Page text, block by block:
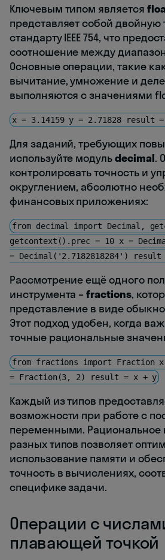
Ключевым типом является
представляет собой двойную
стандарту IEEE 754, что
соотношение между
Основные операции, такие
вычитание, умножение и
выполняются с значениями
x = 3.14159 y = 2.71828 result
Для заданий, требующих
используйте модульdecimal.
контролировать точность и
округлением, абсолютно
финансовых приложениях:
from decimal import Decimal,
getcontext().prec = 10 x =
= Decimal('2.7182818284')
Рассмотрение ещё одного
инструмента –fractions,
представление в виде
Этот подход удобен, когда
точные рациональные
from fractions import Fraction
= Fraction(3, 2) result = x + y
Каждый из типов
возможности при работе с
переменными. Рациональное
разных типов позволяет
использование памяти и
точность в вычислениях,
специфике задачи.
Операции с
плавающей точкой